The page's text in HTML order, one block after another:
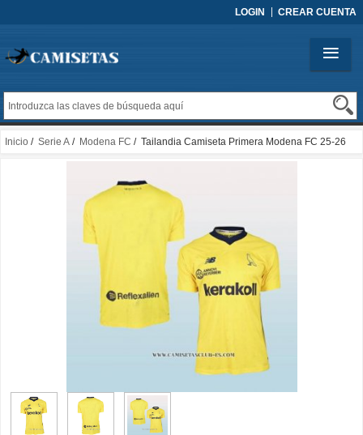
LOGIN CREAR CUENTA
Inicio / Serie A / Modena FC / Tailandia Camiseta Primera Modena FC 25-26